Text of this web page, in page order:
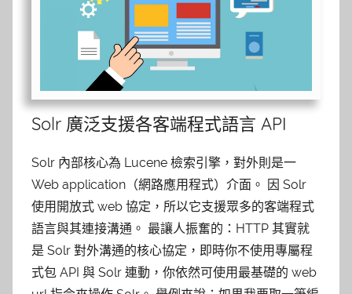
Solr 廣泛支援各客端程式語言 API
Solr 內部核心為 Lucene 檢索引擎，對外則是一
Web application（網路應用程式）介面。 因 Solr
使用開放式 web 協定，所以它支援眾多的客端程式
語言與其連接溝通。 最讓人振奮的：HTTP 其實就
是 Solr 對外溝通的核心協定，即時你不使用專屬程
式包 API 與 Solr 連動，你依然可使用最基礎的 web